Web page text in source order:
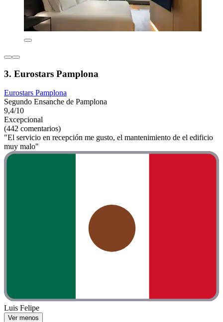
3. Eurostars Pamplona
Eurostars Pamplona
Segundo Ensanche de Pamplona
9,4/10
Excepcional
(442 comentarios)
"El servicio en recepción me gusto, el mantenimiento de el edificio
muy malo"
Luis Felipe
Ver menos